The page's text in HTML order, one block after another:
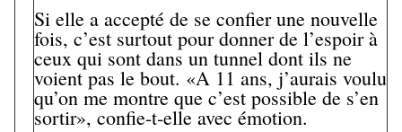
Si elle a accepté de se confier une nouvelle
fois, c’est surtout pour donner de l’espoir à
ceux qui sont dans un tunnel dont ils ne
voient pas le bout. «A 11 ans, j’aurais voulu
qu’on me montre que c’est possible de s’en
sortir», confie-t-elle avec émotion.